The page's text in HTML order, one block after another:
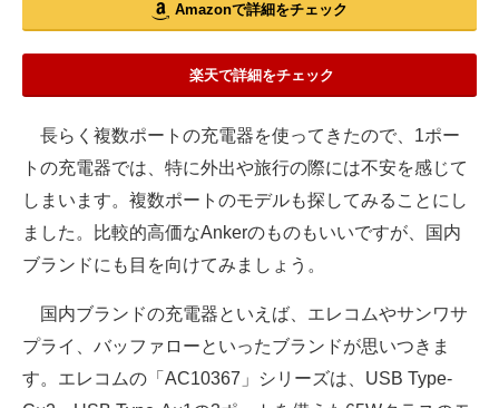
Amazonで詳細をチェック
楽天で詳細をチェック
長らく複数ポートの充電器を使ってきたので、1ポー
トの充電器では、特に外出や旅行の際には不安を感じて
しまいます。複数ポートのモデルも探してみることにし
ました。比較的高価なAnkerのものもいいですが、国内
ブランドにも目を向けてみましょう。
国内ブランドの充電器といえば、エレコムやサンワサ
プライ、バッファローといったブランドが思いつきま
す。エレコムの「AC10367」シリーズは、USB Type-